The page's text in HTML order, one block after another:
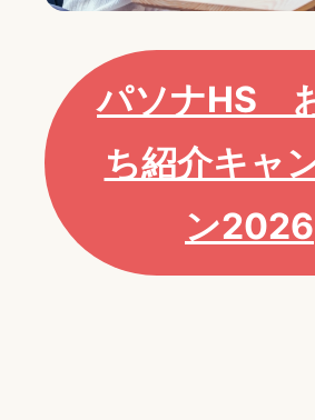
パソナHS
ち紹介キャ
ン2026